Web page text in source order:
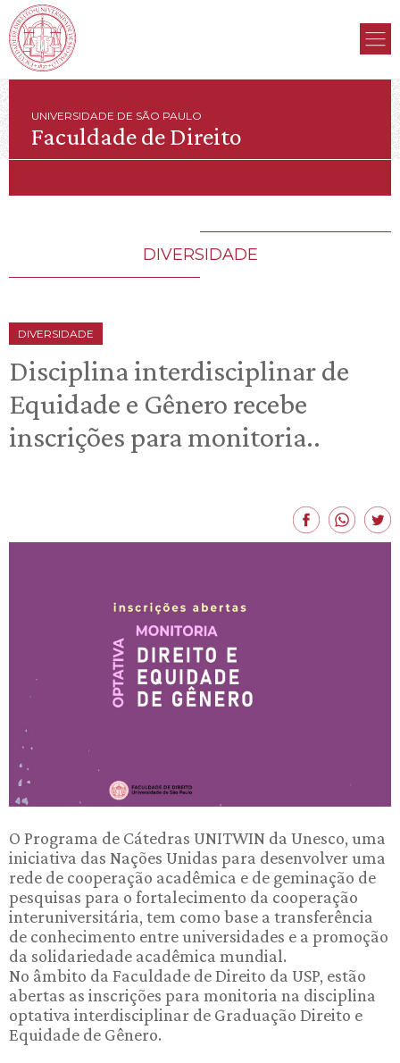
UNIVERSIDADE DE SÃO PAULO
Faculdade de Direito
DIVERSIDADE
DIVERSIDADE
Disciplina interdisciplinar de
Equidade e Gênero recebe
inscrições para monitoria..
O Programa de Cátedras UNITWIN da Unesco, uma
iniciativa das Nações Unidas para desenvolver uma
rede de cooperação acadêmica e de geminação de
pesquisas para o fortalecimento da cooperação
interuniversitária, tem como base a transferência
de conhecimento entre universidades e a promoção
da solidariedade acadêmica mundial.
No âmbito da Faculdade de Direito da USP, estão
abertas as inscrições para monitoria na disciplina
optativa interdisciplinar de Graduação Direito e
Equidade de Gênero.